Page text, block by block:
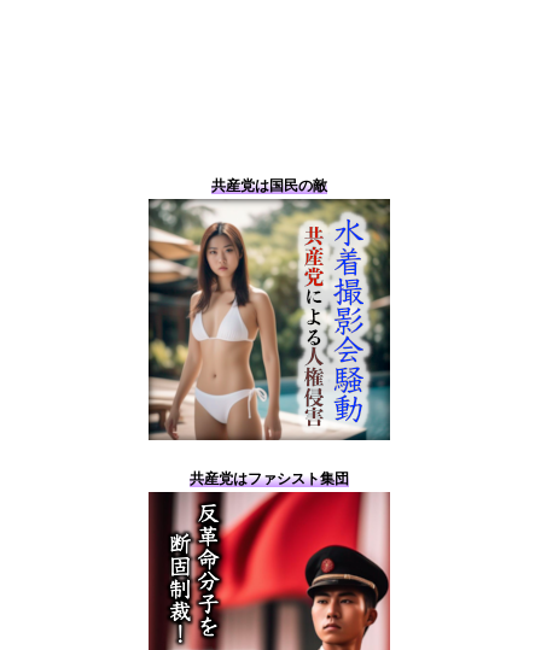
共産党は国民の敵
共産党はファシスト集団